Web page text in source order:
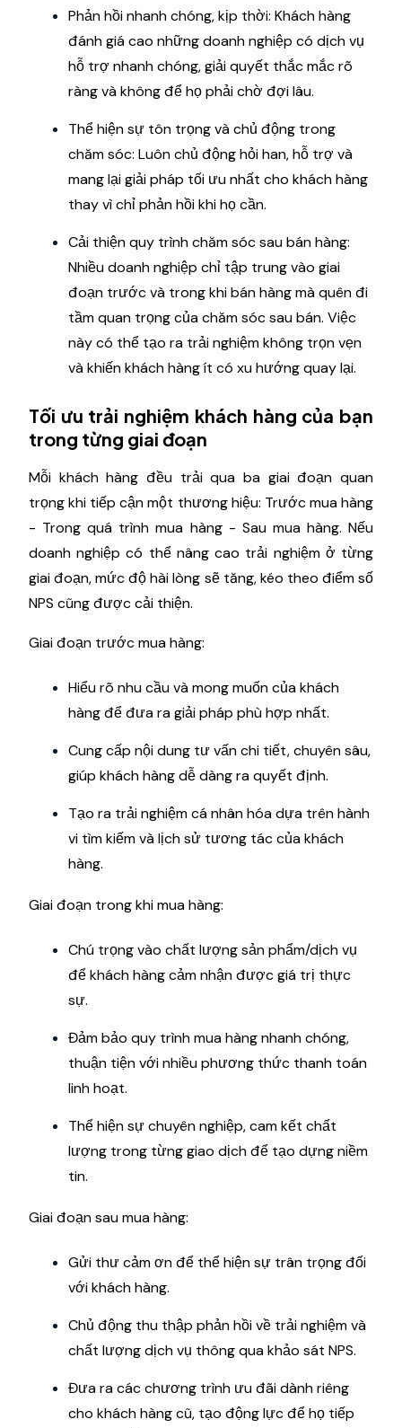
Phản hồi nhanh chóng, kịp thời: Khách hàng
đánh giá cao những doanh nghiệp có dịch vụ
hỗ trợ nhanh chóng, giải quyết thắc mắc rõ
ràng và không để họ phải chờ đợi lâu.
Thể hiện sự tôn trọng và chủ động trong
chăm sóc: Luôn chủ động hỏi han, hỗ trợ và
mang lại giải pháp tối ưu nhất cho khách hàng
thay vì chỉ phản hồi khi họ cần.
Cải thiện quy trình chăm sóc sau bán hàng:
Nhiều doanh nghiệp chỉ tập trung vào giai
đoạn trước và trong khi bán hàng mà quên đi
tầm quan trọng của chăm sóc sau bán. Việc
này có thể tạo ra trải nghiệm không trọn vẹn
và khiến khách hàng ít có xu hướng quay lại.
Tối ưu trải nghiệm khách hàng của bạn
trong từng giai đoạn
Mỗi khách hàng đều trải qua ba giai đoạn quan
trọng khi tiếp cận một thương hiệu: Trước mua hàng
- Trong quá trình mua hàng - Sau mua hàng. Nếu
doanh nghiệp có thể nâng cao trải nghiệm ở từng
giai đoạn, mức độ hài lòng sẽ tăng, kéo theo điểm số
NPS cũng được cải thiện.
Giai đoạn trước mua hàng:
Hiểu rõ nhu cầu và mong muốn của khách
hàng để đưa ra giải pháp phù hợp nhất.
Cung cấp nội dung tư vấn chi tiết, chuyên sâu,
giúp khách hàng dễ dàng ra quyết định.
Tạo ra trải nghiệm cá nhân hóa dựa trên hành
vi tìm kiếm và lịch sử tương tác của khách
hàng.
Giai đoạn trong khi mua hàng:
Chú trọng vào chất lượng sản phẩm/dịch vụ
để khách hàng cảm nhận được giá trị thực
sự.
Đảm bảo quy trình mua hàng nhanh chóng,
thuận tiện với nhiều phương thức thanh toán
linh hoạt.
Thể hiện sự chuyên nghiệp, cam kết chất
lượng trong từng giao dịch để tạo dựng niềm
tin.
Giai đoạn sau mua hàng:
Gửi thư cảm ơn để thể hiện sự trân trọng đối
với khách hàng.
Chủ động thu thập phản hồi về trải nghiệm và
chất lượng dịch vụ thông qua khảo sát NPS.
Đưa ra các chương trình ưu đãi dành riêng
cho khách hàng cũ, tạo động lực để họ tiếp